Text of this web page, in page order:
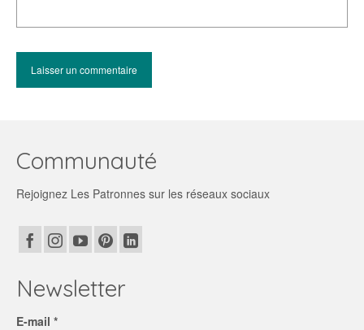
Communauté
Rejoignez Les Patronnes sur les réseaux sociaux
Newsletter
E-mail *